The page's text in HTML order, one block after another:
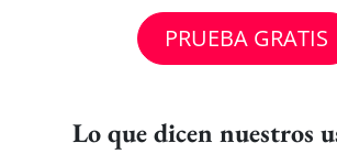
PRUEBA GRATIS
Lo que dicen nuestros